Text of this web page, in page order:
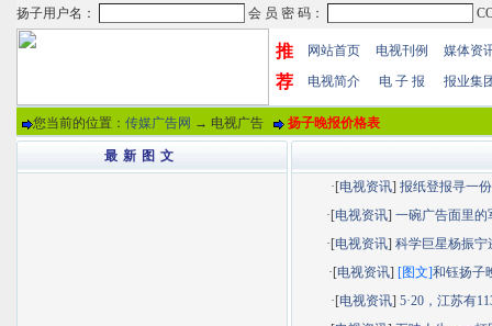
推
荐
网站首页 电视刊例
媒体资
电视简介
电 子 报 报业集
您当前的位置： 传媒广告网 → 电视广告 扬子晚报价格表
·[电视资讯] 报纸登报寻一份
·[电视资讯]一碗广告面里的
·[电视资讯]科学巨星杨振宁
·[电视资讯] [图文]和钰扬子
·[电视资讯]5·20，江苏有
最 新 图 文